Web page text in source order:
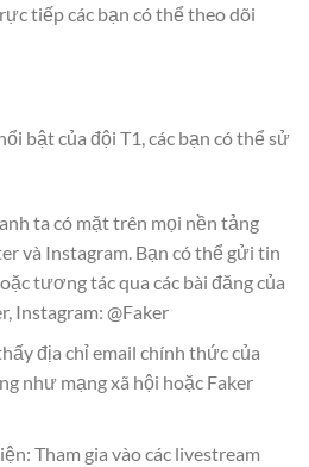
tiếp các bạn có thể theo dõi
bật của đội T1, các bạn có thể sử
ta có mặt trên mọi nền tảng
và Instagram. Bạn có thể gửi tin
tương tác qua các bài đăng của
Instagram: @Faker
địa chỉ email chính thức của
như mạng xã hội hoặc Faker
Tham gia vào các livestream